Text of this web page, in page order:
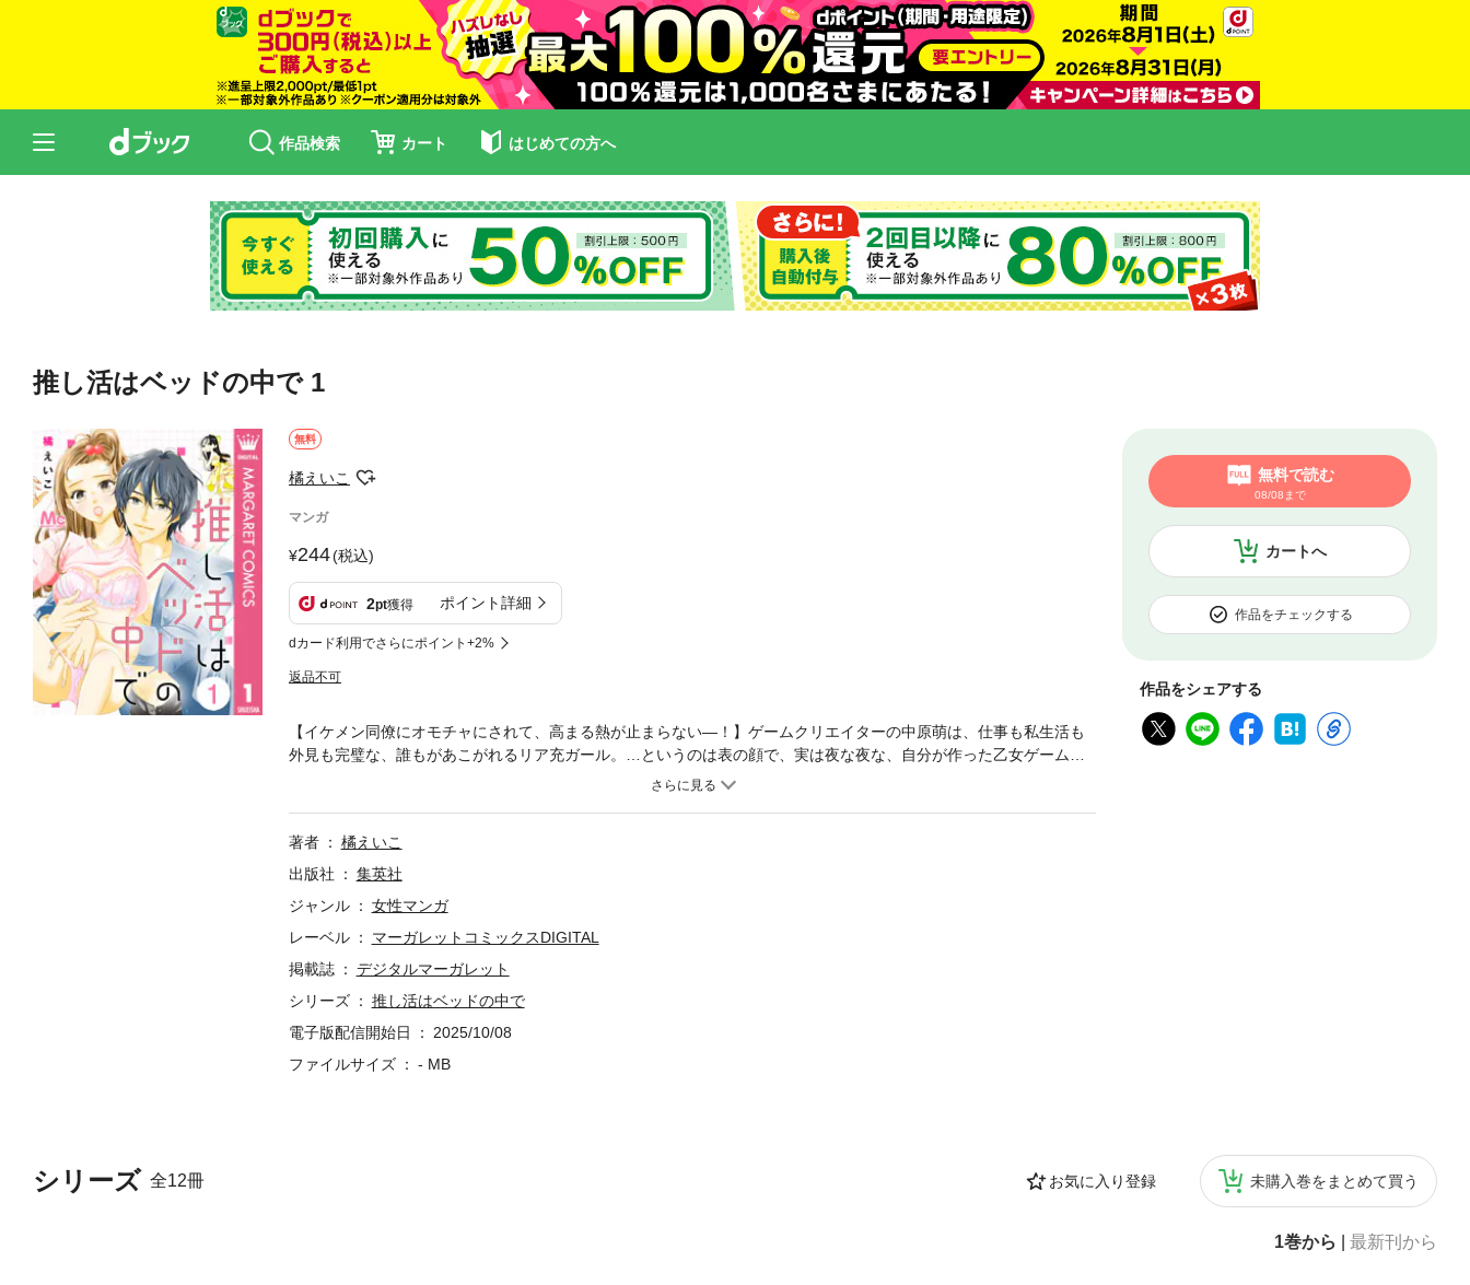
作品検索 カート はじめての方へ
推し活はベッドの中で 1
無料
橘えいこ
マンガ
244(税込)
2pt獲得 ポイント詳細
dカード利用でさらにポイント+2%
返品不可
カートへ
無料で読む
08/08まで
作品をチェックする
作品をシェアする
シリーズ 全12冊 お気に入り登録 未購入巻をまとめて買う
1巻から 最新刊から
【イケメン同僚にオモチャにされて、高まる熱が止まらない―！】ゲームクリエイターの中原萌は、仕事も私生活も
外見も完璧な、誰もがあこがれるリア充ガール。…というのは表の顔で、実は夜な夜な、自分が作った乙女ゲームで
一人エッチするのが趣味のオタク女子だった！ ある夜、中原は同僚の天才ゲームクリエイター・綾瀬に大人の玩具
著者
橘えいこ
出版社
集英社
ジャンル
女性マンガ
レーベル
マーガレットコミックスDIGITAL
掲載誌
デジタルマーガレット
シリーズ
推し活はベッドの中で
電子版配信開始日
2025/10/08
ファイルサイズ
- MB